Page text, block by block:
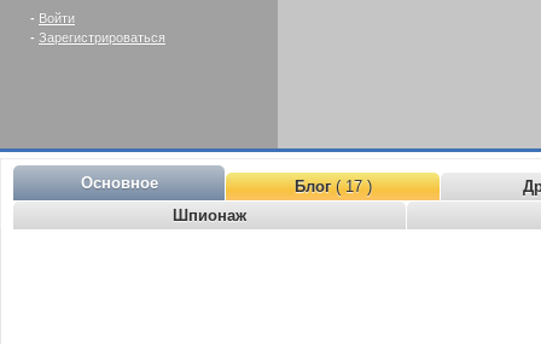
- Войти
- Зарегистрироваться
Основное Блог( 17 )
Шпионаж